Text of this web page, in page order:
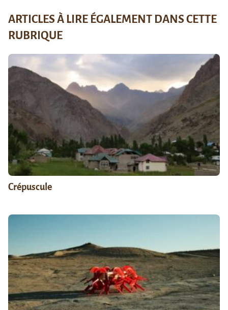
ARTICLES À LIRE ÉGALEMENT DANS CETTE
RUBRIQUE
Crépuscule